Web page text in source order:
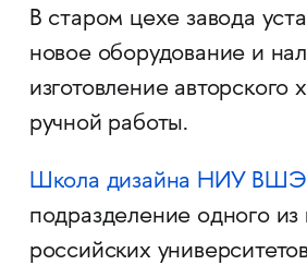
В старом цехе завода
новое оборудование и
изготовление авторского
ручной работы.
Школа дизайна НИУ ВШЭ
подразделение одного
российских